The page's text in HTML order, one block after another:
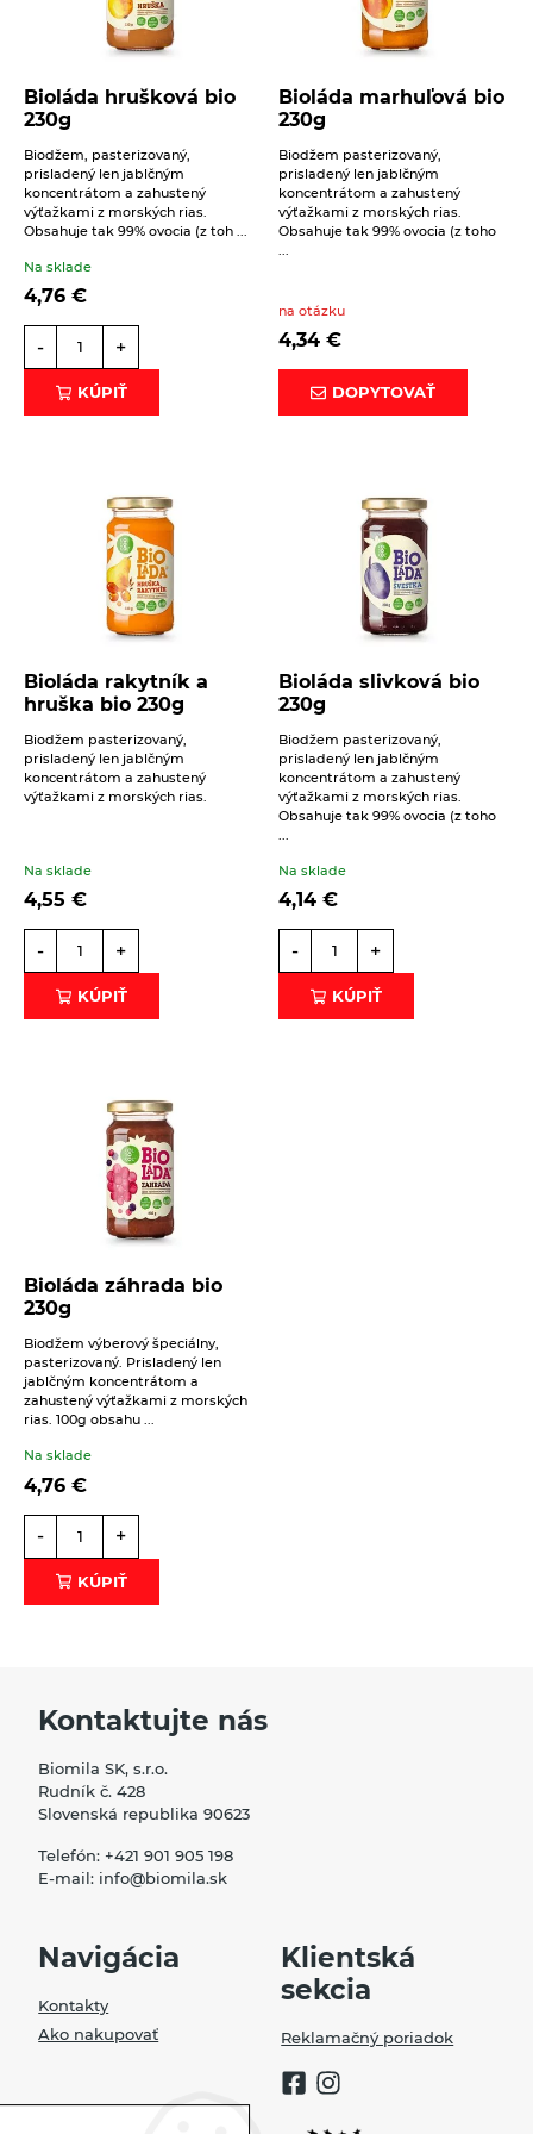
Beriem na vedomiespracovanie osobných údajov.
Bioláda hrušková bio
230g
Biodžem, pasterizovaný,
prisladený len jablčným
koncentrátom a zahustený
výťažkami z morských rias.
Obsahuje tak 99% ovocia (z toh ...
Na sklade
4,76 €
- +
KÚPIŤ
Bioláda marhuľová bio
230g
Biodžem pasterizovaný,
prisladený len jablčným
koncentrátom a zahustený
výťažkami z morských rias.
Obsahuje tak 99% ovocia (z toho
...
na otázku
4,34 €
DOPYTOVAŤ
Bioláda rakytník a
hruška bio 230g
Biodžem pasterizovaný,
prisladený len jablčným
koncentrátom a zahustený
výťažkami z morských rias.
Na sklade
4,55 €
- +
KÚPIŤ
Bioláda slivková bio
230g
Biodžem pasterizovaný,
prisladený len jablčným
koncentrátom a zahustený
výťažkami z morských rias.
Obsahuje tak 99% ovocia (z toho
...
Na sklade
4,14 €
- +
KÚPIŤ
Bioláda záhrada bio
230g
Biodžem výberový špeciálny,
pasterizovaný. Prisladený len
jablčným koncentrátom a
zahustený výťažkami z morských
rias. 100g obsahu ...
Na sklade
4,76 €
- +
KÚPIŤ
Kontaktujte nás
Biomila SK, s.r.o.
Rudník č. 428
Slovenská republika 90623
Telefón: +421 901 905 198
E-mail: info@biomila.sk
Navigácia
Kontakty
Ako nakupovať
Klientská
sekcia
Reklamačný poriadok